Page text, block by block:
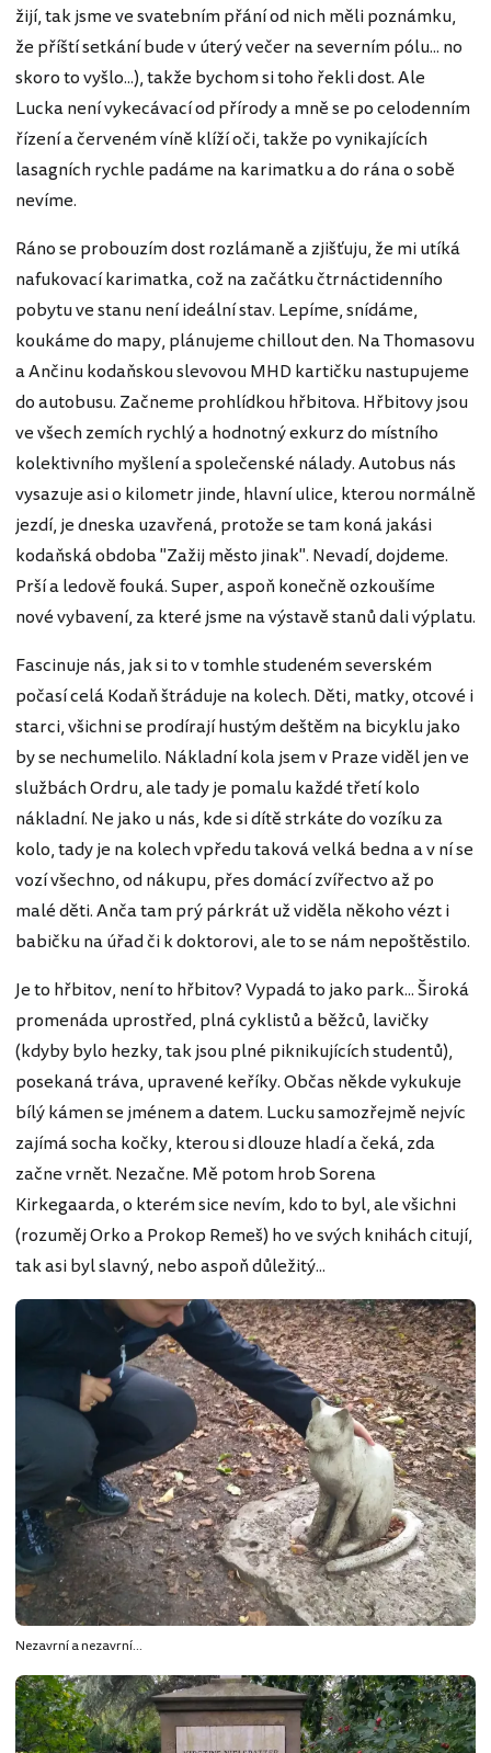
žijí, tak jsme ve svatebním přání od nich měli poznámku,
že příští setkání bude v úterý večer na severním pólu... no
skoro to vyšlo...), takže bychom si toho řekli dost. Ale
Lucka není vykecávací od přírody a mně se po celodenním
řízení a červeném víně klíží oči, takže po vynikajících
lasagních rychle padáme na karimatku a do rána o sobě
nevíme.
Ráno se probouzím dost rozlámaně a zjišťuju, že mi utíká
nafukovací karimatka, což na začátku čtrnáctidenního
pobytu ve stanu není ideální stav. Lepíme, snídáme,
koukáme do mapy, plánujeme chillout den. Na Thomasovu
a Ančinu kodaňskou slevovou MHD kartičku nastupujeme
do autobusu. Začneme prohlídkou hřbitova. Hřbitovy jsou
ve všech zemích rychlý a hodnotný exkurz do místního
kolektivního myšlení a společenské nálady. Autobus nás
vysazuje asi o kilometr jinde, hlavní ulice, kterou normálně
jezdí, je dneska uzavřená, protože se tam koná jakási
kodaňská obdoba "Zažij město jinak". Nevadí, dojdeme.
Prší a ledově fouká. Super, aspoň konečně ozkoušíme
nové vybavení, za které jsme na výstavě stanů dali výplatu.
Fascinuje nás, jak si to v tomhle studeném severském
počasí celá Kodaň štráduje na kolech. Děti, matky, otcové i
starci, všichni se prodírají hustým deštěm na bicyklu jako
by se nechumelilo. Nákladní kola jsem v Praze viděl jen ve
službách Ordru, ale tady je pomalu každé třetí kolo
nákladní. Ne jako u nás, kde si dítě strkáte do vozíku za
kolo, tady je na kolech vpředu taková velká bedna a v ní se
vozí všechno, od nákupu, přes domácí zvířectvo až po
malé děti. Anča tam prý párkrát už viděla někoho vézt i
babičku na úřad či k doktorovi, ale to se nám nepoštěstilo.
Je to hřbitov, není to hřbitov? Vypadá to jako park... Široká
promenáda uprostřed, plná cyklistů a běžců, lavičky
(kdyby bylo hezky, tak jsou plné piknikujících studentů),
posekaná tráva, upravené keříky. Občas někde vykukuje
bílý kámen se jménem a datem. Lucku samozřejmě nejvíc
zajímá socha kočky, kterou si dlouze hladí a čeká, zda
začne vrnět. Nezačne. Mě potom hrob Sorena
Kirkegaarda, o kterém sice nevím, kdo to byl, ale všichni
(rozuměj Orko a Prokop Remeš) ho ve svých knihách citují,
tak asi byl slavný, nebo aspoň důležitý...
Nezavrní a nezavrní...